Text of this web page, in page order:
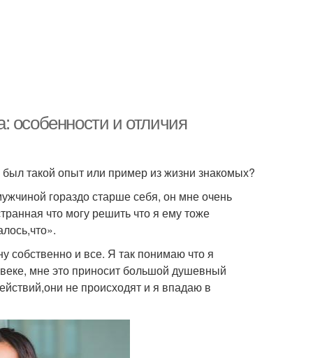
особенности и отличия
такой опыт или пример из жизни знакомых?
гораздо старше себя, он мне очень
что могу решить что я ему тоже
собственно и все. Я так понимаю что я
мне это приносит большой душевный
не происходят и я впадаю в